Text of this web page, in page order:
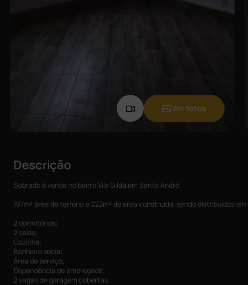
Ver fotos
Descrição
Sobrado à venda no bairro Vila Gilda em Santo André.
197m² área de terreno e 222m² de área construída, sendo distribuídos em:
2 dormitórios;
2 salas;
Cozinha;
Banheiro social;
Área de serviço;
Dependência de empregada;
2 vagas de garagem cobertas.